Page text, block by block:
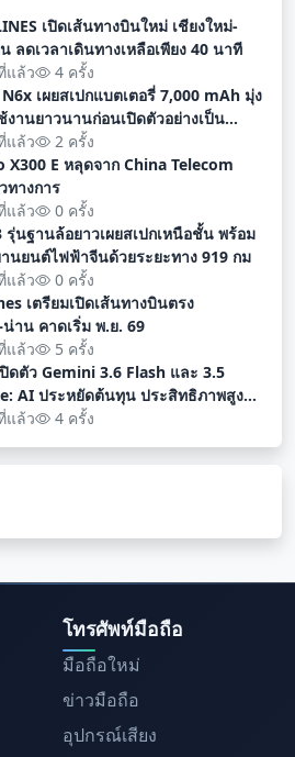
เปิดเส้นทางบินใหม่ เชียงใหม่-
ลดเวลาเดินทางเหลือเพียง 40 นาที
แล้ว
4 ครั้ง
เผยสเปกแบตเตอรี่ 7,000 mAh มุ่ง
งานยาวนานก่อนเปิดตัวอย่างเป็น
แล้ว
2 ครั้ง
X300 E หลุดจาก China Telecom
ทางการ
แล้ว
0 ครั้ง
รุ่นฐานล้อยาวเผยสเปกเหนือชั้น พร้อม
นยนต์ไฟฟ้าจีนด้วยระยะทาง 919 กม
แล้ว
0 ครั้ง
เตรียมเปิดเส้นทางบินตรง
น่าน คาดเริ่ม พ.ย. 69
แล้ว
5 ครั้ง
ดตัว Gemini 3.6 Flash และ 3.5
AI ประหยัดต้นทุน ประสิทธิภาพสูง
พัฒนา
แล้ว 4 ครั้ง
โทรศัพท์มือถือ
มือถือใหม่
ข่าวมือถือ
อุปกรณ์เสียง